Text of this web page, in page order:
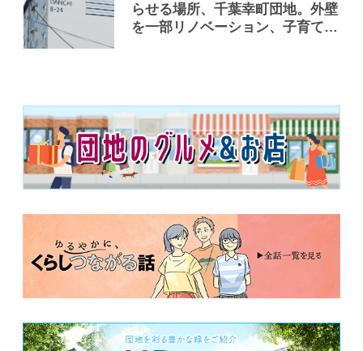
らせる場所、千葉幸町団地。外壁
を一部リノベーション、子育て向